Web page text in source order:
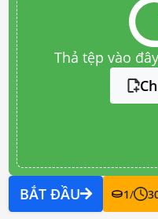
Thả tệp vào
BẮT ĐẦU 1/